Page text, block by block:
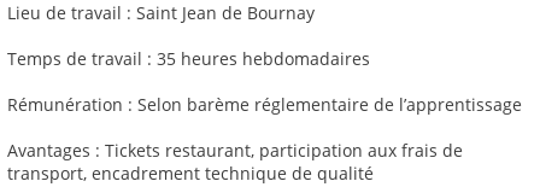
Lieu de travail : Saint Jean de Bournay
Temps de travail : 35 heures hebdomadaires
Rémunération : Selon barème réglementaire de l’apprentissage
Avantages : Tickets restaurant, participation aux frais de
transport, encadrement technique de qualité